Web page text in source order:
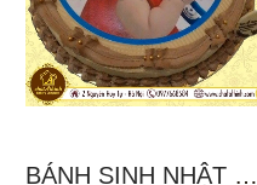
BÁNH SINH NHẬT IN...